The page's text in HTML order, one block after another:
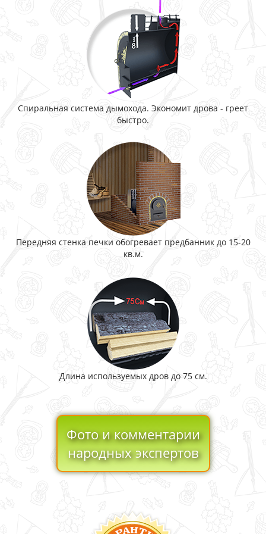
Спиральная система дымохода. Экономит дрова - греет
быстро.
Передняя стенка печки обогревает предбанник до 15-20
кв.м.
Длина используемых дров до 75 см.
Фото и комментарии
народных экспертов